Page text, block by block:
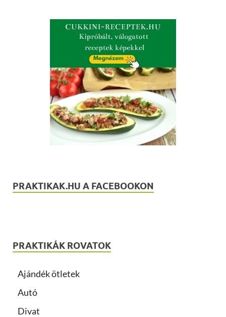
PRAKTIKAK.HU A FACEBOOKON
PRAKTIKÁK ROVATOK
Ajándék ötletek
Autó
Divat